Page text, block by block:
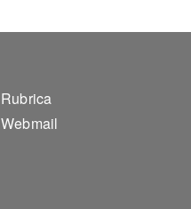
Footer 2
Rubrica
Webmail